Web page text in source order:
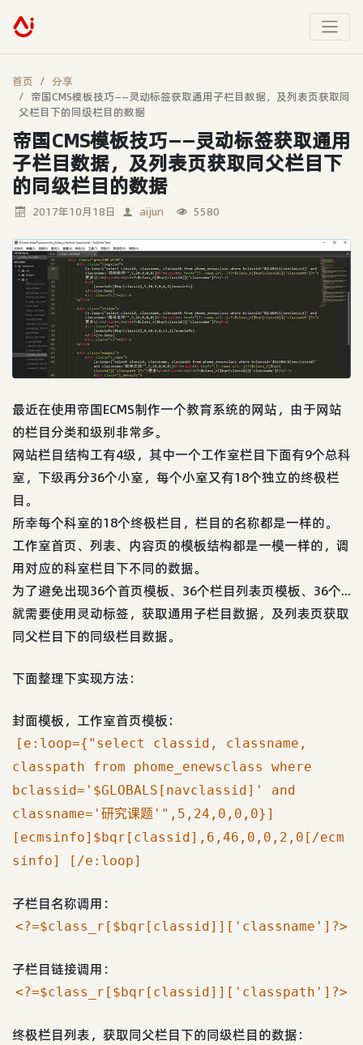
首页
分享
帝国CMS模板技巧——灵动标签获取通用子栏目数据，及列表页获取同
父栏目下的同级栏目的数据
帝国CMS模板技巧——灵动标签获取通用
子栏目数据，及列表页获取同父栏目下
的同级栏目的数据
2017年10月18日 aijun 5580
最近在使用帝国ECMS制作一个教育系统的网站，由于网站
的栏目分类和级别非常多。
网站栏目结构工有4级，其中一个工作室栏目下面有9个总科
室，下级再分36个小室，每个小室又有18个独立的终极栏
目。
所幸每个科室的18个终极栏目，栏目的名称都是一样的。
工作室首页、列表、内容页的模板结构都是一模一样的，调
用对应的科室栏目下不同的数据。
为了避免出现36个首页模板、36个栏目列表页模板、36个...
就需要使用灵动标签，获取通用子栏目数据，及列表页获取
同父栏目下的同级栏目数据。
下面整理下实现方法：
封面模板，工作室首页模板：
[e:loop={"select classid, classname,
classpath from phome_enewsclass where
bclassid='$GLOBALS[navclassid]' and
classname='研究课题'",5,24,0,0,0}]
[ecmsinfo]$bqr[classid],6,46,0,0,2,0[/ecm
sinfo] [/e:loop]
子栏目名称调用：
<?=$class_r[$bqr[classid]]['classname']?>
子栏目链接调用：
<?=$class_r[$bqr[classid]]['classpath']?>
终极栏目列表，获取同父栏目下的同级栏目的数据：